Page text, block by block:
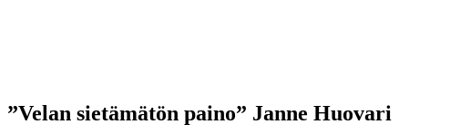
”Velan sietämätön paino” Janne Huovari